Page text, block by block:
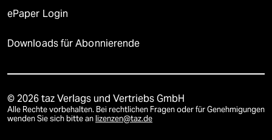
ePaper Login
Downloads für Abonnierende
© 2026 taz Verlags und Vertriebs GmbH
Alle Rechte vorbehalten. Bei rechtlichen Fragen oder für Genehmigungen
wenden Sie sich bitte an lizenzen@taz.de